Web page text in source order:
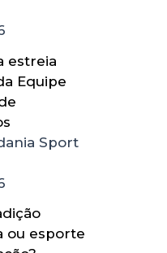
estreia
Equipe
Sport
ou esporte